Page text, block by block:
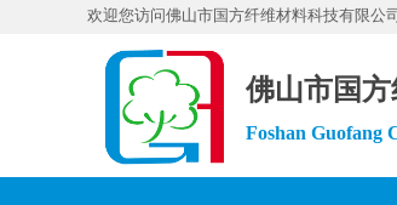
欢迎您访问佛山市国方纤维材料科技有限公
佛山市国
Foshan Guofang